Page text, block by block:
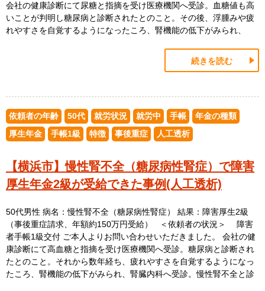
会社の健康診断にて尿糖と指摘を受け医療機関へ受診。血糖値も高
いことが判明し糖尿病と診断されたとのこと。その後、浮腫みや疲
れやすさを自覚するようになったころ、腎機能の低下がみられ、
続きを読む
依頼者の年齢 50代 就労状況 就労中 手帳
年金の種類
厚生年金
手帳1級 特徴 事後重症 人工透析
【横浜市】慢性腎不全（糖尿病性腎症）で障害
厚生年金2級が受給できた事例(人工透析)
50代男性 病名：慢性腎不全（糖尿病性腎症） 結果：障害厚生2級
（事後重症請求、年額約150万円受給） ＜依頼者の状況＞ 障害
者手帳1級交付 ご本人よりお問い合わせいただきました。 会社の健
康診断にて高血糖と指摘を受け医療機関へ受診。糖尿病と診断され
たとのこと。それから数年経ち、疲れやすさを自覚するようになっ
たころ、腎機能の低下がみられ、腎臓内科へ受診。慢性腎不全と診